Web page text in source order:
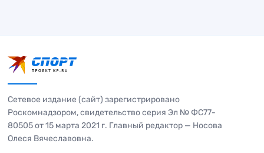
Сетевое издание (сайт) зарегистрировано
Роскомнадзором, свидетельство серия Эл № ФС77-
80505 от 15 марта 2021 г. Главный редактор — Носова
Олеся Вячеславовна.